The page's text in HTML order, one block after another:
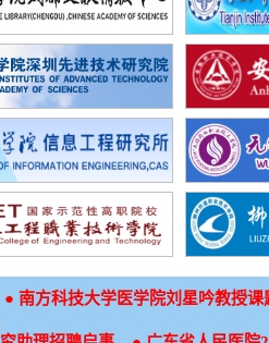
● 南方科技大学医学院刘星吟教授